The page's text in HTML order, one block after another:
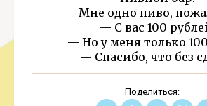
— Мне одно пиво,
— С вас 100
— Но у меня только
— Спасибо, что без
Поделиться: